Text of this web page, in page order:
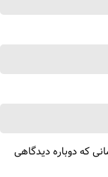
که دوباره دیدگاهی